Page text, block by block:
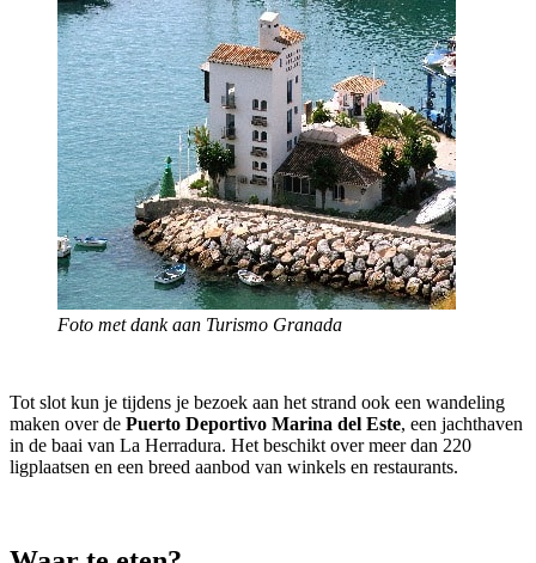
Foto met dank aan Turismo Granada
Tot slot kun je tijdens je bezoek aan het strand ook een wandeling
maken over de Puerto Deportivo Marina del Este, een jachthaven
in de baai van La Herradura. Het beschikt over meer dan 220
ligplaatsen en een breed aanbod van winkels en restaurants.